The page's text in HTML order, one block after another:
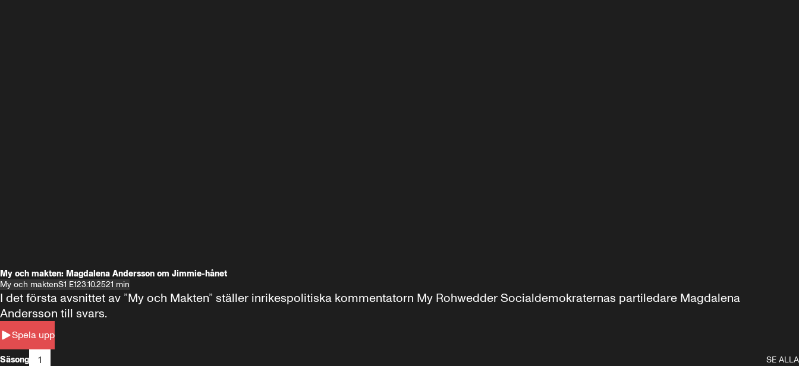
My och makten: Magdalena Andersson om Jimmie-hånet
My och maktenS1 E123.10.2521 min
Spela upp
I det första avsnittet av ”My och Makten” ställer inrikespolitiska kommentatorn My Rohwedder Socialdemokraternas partiledare Magdalena
Andersson till svars.
Säsong 1
SE ALLA